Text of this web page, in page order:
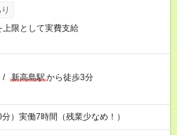
件有）
上限として実費支給
/ 新高島駅から徒歩3分
）実働7時間（残業少なめ！）